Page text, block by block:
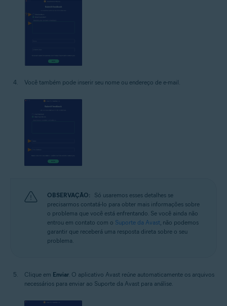
Você também pode inserir seu nome ou endereço de e-mail.
OBSERVAÇÃO:
Só usaremos esses detalhes se
precisarmos contatá-lo para obter mais informações sobre
o problema que você está enfrentando. Se você ainda não
entrou em contato com o Suporte da Avast, não podemos
garantir que receberá uma resposta direta sobre o seu
problema.
Clique em Enviar. O aplicativo Avast reúne automaticamente os arquivos
necessários para enviar ao Suporte da Avast para análise.